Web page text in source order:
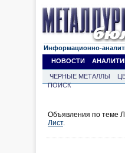
Информационно-
НОВОСТИ
ЧЕРНЫЕ МЕТАЛЛЫ
ПОИСК
Объявления по теме
Лист.